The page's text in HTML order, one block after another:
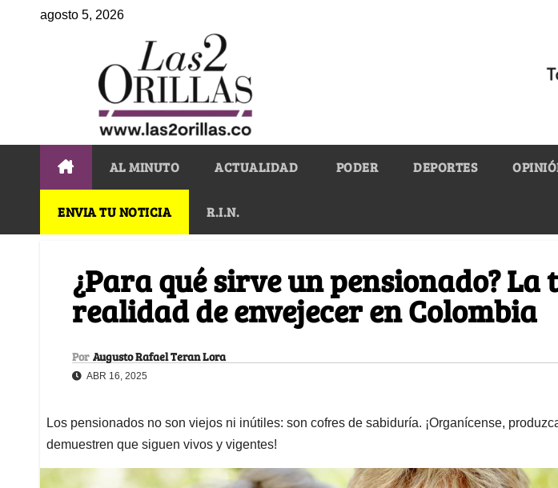
agosto 5, 2026
AL MINUTO ACTUALIDAD PODER DEPORTES
ENVIA TU NOTICIA R.I.N.
¿Para qué sirve un pensionado? La
realidad de envejecer en Colombia
Por Augusto Rafael Teran Lora
ABR 16, 2025
Los pensionados no son viejos ni inútiles: son cofres de sabiduría. ¡Organícense,
demuestren que siguen vivos y vigentes!